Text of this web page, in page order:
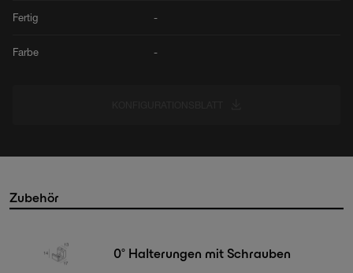
Fertig -
Farbe -
Zubehör
0° Halterungen mit Schrauben